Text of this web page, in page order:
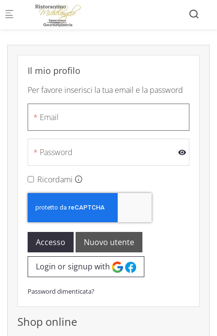
Skip to main content
Il mio profilo
Per favore inserisci la tua email e la password
Email
Password
Ricordami
Accesso Nuovo utente
Login or signup with
Password dimenticata?
Shop online